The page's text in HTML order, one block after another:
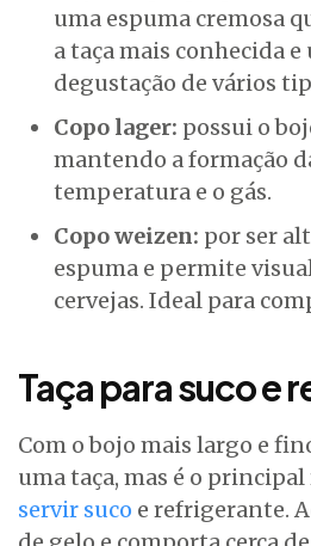
uma espuma cremosa
a taça mais conhecida e
degustação de vários
Copo lager: possui o
mantendo a formação
temperatura e o gás.
Copo weizen: por ser
espuma e permite
cervejas. Ideal para
Taça para suco e
Com o bojo mais largo e
uma taça, mas é o
servir suco e refrigerante.